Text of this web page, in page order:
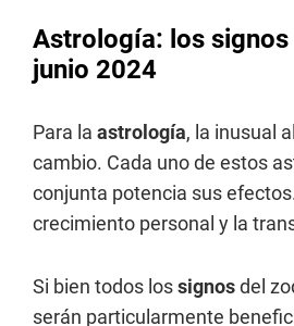
Astrología: los
junio 2024
Para la astrología, la inusual
cambio. Cada uno de estos
conjunta potencia sus
crecimiento personal y la
Si bien todos lossignosdel
serán particularmente